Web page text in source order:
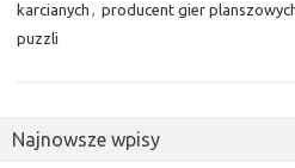
karcianych , producent gier
puzzli
Najnowsze wpisy